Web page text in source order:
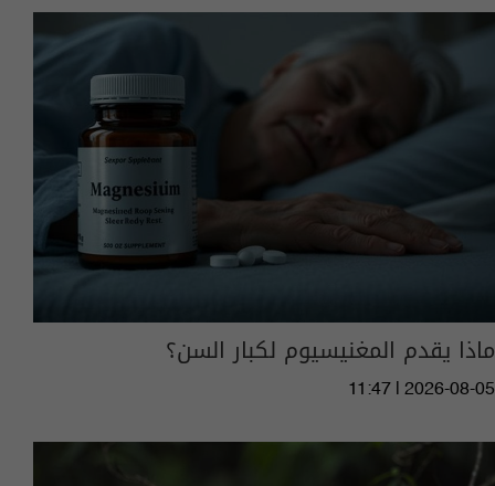
ماذا يقدم المغنيسيوم لكبار السن؟
11:47 | 2026-08-05